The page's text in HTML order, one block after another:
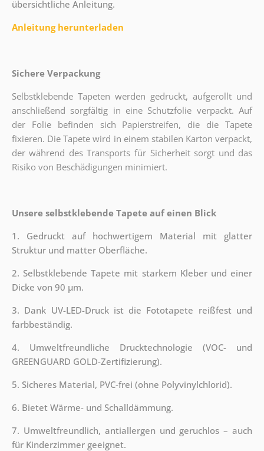
übersichtliche Anleitung.
Anleitung herunterladen
Sichere Verpackung
Selbstklebende Tapeten werden gedruckt, aufgerollt und
anschließend sorgfältig in eine Schutzfolie verpackt. Auf
der Folie befinden sich Papierstreifen, die die Tapete
fixieren. Die Tapete wird in einem stabilen Karton verpackt,
der während des Transports für Sicherheit sorgt und das
Risiko von Beschädigungen minimiert.
Unsere selbstklebende Tapete auf einen Blick
1. Gedruckt auf hochwertigem Material mit glatter
Struktur und matter Oberfläche.
2. Selbstklebende Tapete mit starkem Kleber und einer
Dicke von 90 µm.
3. Dank UV-LED-Druck ist die Fototapete reißfest und
farbbeständig.
4. Umweltfreundliche Drucktechnologie (VOC- und
GREENGUARD GOLD-Zertifizierung).
5. Sicheres Material, PVC-frei (ohne Polyvinylchlorid).
6. Bietet Wärme- und Schalldämmung.
7. Umweltfreundlich, antiallergen und geruchlos – auch
für Kinderzimmer geeignet.